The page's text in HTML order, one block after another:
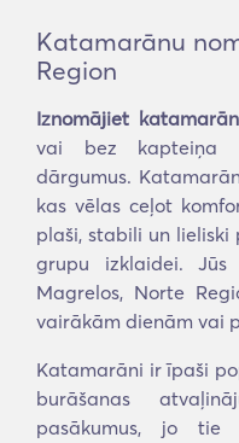
Katamarānu
Region
Iznomājiet
vai bez kapteiņa
dārgumus.
kas vēlas ceļot
plaši, stabili un
grupu izklaidei.
Magrelos, Norte
vairākām dienām vai
Katamarāni ir īpaši
burāšanas
pasākumus, jo tie